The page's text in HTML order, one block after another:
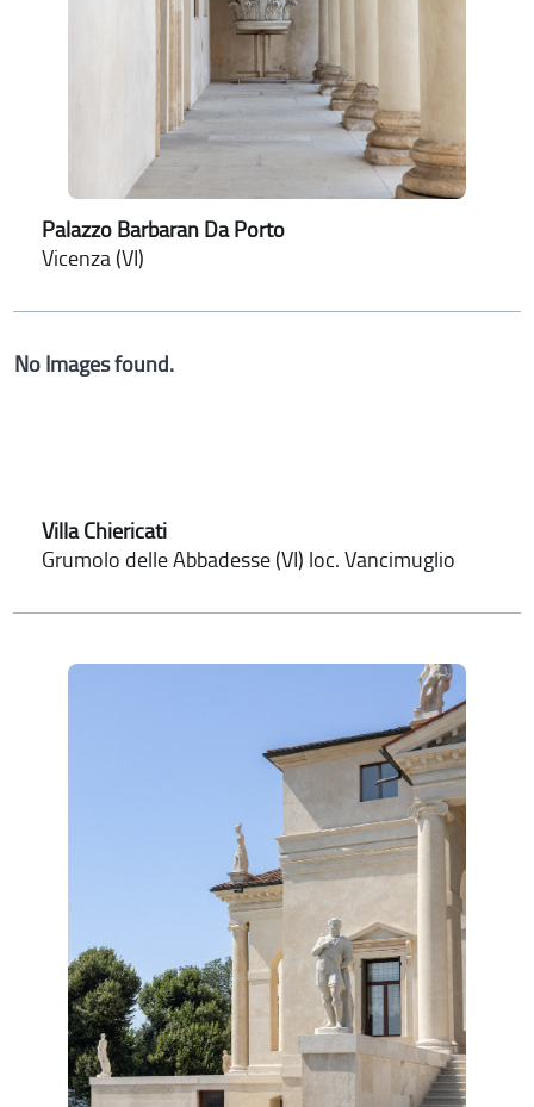
Palazzo Barbaran Da Porto
Vicenza (VI)
No Images found.
Villa Chiericati
Grumolo delle Abbadesse (VI) loc. Vancimuglio